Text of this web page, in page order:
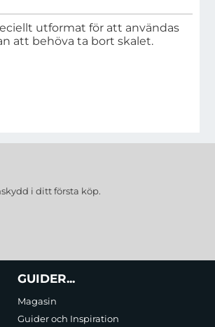
utformat för att användas
att behöva ta bort skalet.
i ditt första köp.
GUIDER...
Magasin
Guider och Inspiration